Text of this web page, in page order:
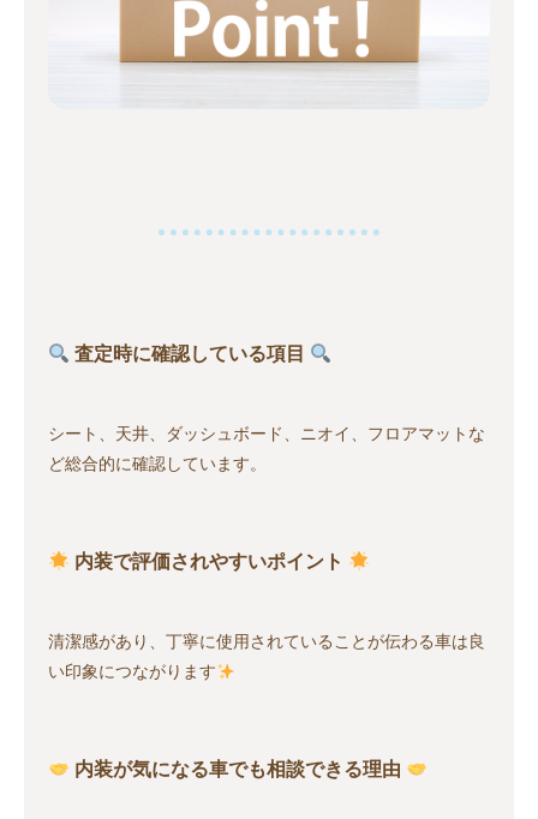
査定時に確認している項目
シート、天井、ダッシュボード、ニオイ、フロアマットな
ど総合的に確認しています。
内装で評価されやすいポイント
清潔感があり、丁寧に使用されていることが伝わる車は良
い印象につながります
内装が気になる車でも相談できる理由